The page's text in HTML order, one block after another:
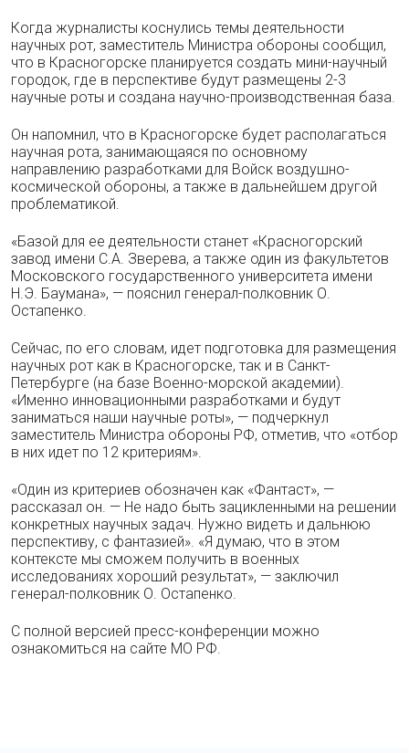
Когда журналисты коснулись темы деятельности
научных рот, заместитель Министра обороны сообщил,
что в Красногорске планируется создать мини-научный
городок, где в перспективе будут размещены 2-3
научные роты и создана научно-производственная база.
Он напомнил, что в Красногорске будет располагаться
научная рота, занимающаяся по основному
направлению разработками для Войск воздушно-
космической обороны, а также в дальнейшем другой
проблематикой.
«Базой для ее деятельности станет «Красногорский
завод имени С.А. Зверева, а также один из факультетов
Московского государственного университета имени
Н.Э. Баумана», — пояснил генерал-полковник О.
Остапенко.
Сейчас, по его словам, идет подготовка для размещения
научных рот как в Красногорске, так и в Санкт-
Петербурге (на базе Военно-морской академии).
«Именно инновационными разработками и будут
заниматься наши научные роты», — подчеркнул
заместитель Министра обороны РФ, отметив, что «отбор
в них идет по 12 критериям».
«Один из критериев обозначен как «Фантаст», —
рассказал он. — Не надо быть зацикленными на решении
конкретных научных задач. Нужно видеть и дальнюю
перспективу, с фантазией». «Я думаю, что в этом
контексте мы сможем получить в военных
исследованиях хороший результат», — заключил
генерал-полковник О. Остапенко.
С полной версией пресс-конференции можно
ознакомиться на сайте МО РФ.